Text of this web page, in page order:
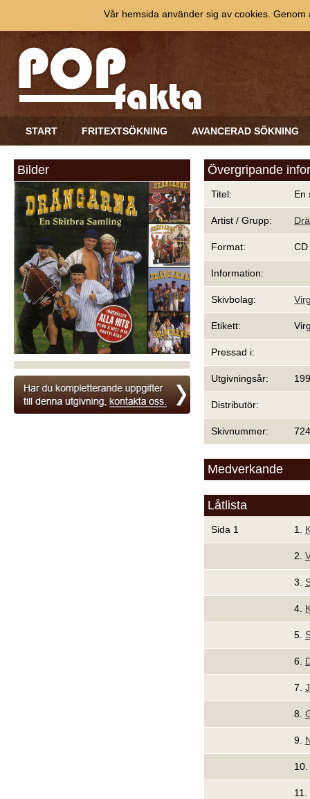
START FRITEXTSÖKNING AVANCERAD SÖKNING
Bilder Övergripande
Titel: En
Artist / Grupp:
Format: CD
Information:
Skivbolag:
Etikett:
Pressad i:
Utgivningsår:
Distributör:
Skivnummer:
Medverkande
Låtlista
Sida 1 1.
2.
3.
4.
5.
6.
7.
8.
9.
10.
11.
Vår hemsida använder sig av cookies.